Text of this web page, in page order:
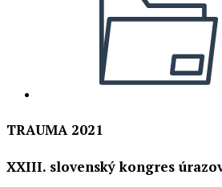
TRAUMA 2021
XXIII. slovenský kongres